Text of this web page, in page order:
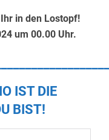
in den Lostopf!
um 00.00 Uhr.
IST DIE
BIST!